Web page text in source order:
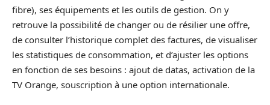
fibre), ses équipements et les outils de gestion. On y
retrouve la possibilité de changer ou de résilier une offre,
de consulter l’historique complet des factures, de visualiser
les statistiques de consommation, et d’ajuster les options
en fonction de ses besoins : ajout de datas, activation de la
TV Orange, souscription à une option internationale.